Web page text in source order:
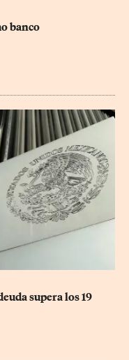
banco
supera los 19